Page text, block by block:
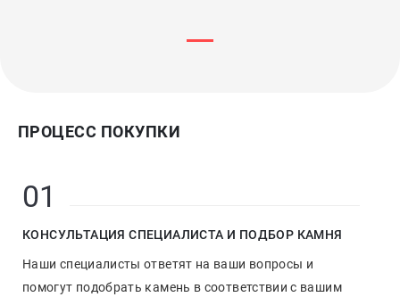
ПРОЦЕСС ПОКУПКИ
01
КОНСУЛЬТАЦИЯ СПЕЦИАЛИСТА И ПОДБОР КАМНЯ
Наши специалисты ответят на ваши вопросы и
помогут подобрать камень в соответствии с вашим